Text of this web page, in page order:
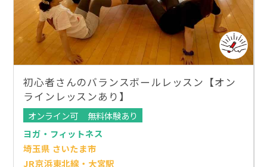
初心者さんのバランスボールレッスン【オン
ラインレッスンあり】
オンライン可
無料体験あり
ヨガ・フィットネス
埼玉県 さいたま市
JR京浜東北線・大宮駅